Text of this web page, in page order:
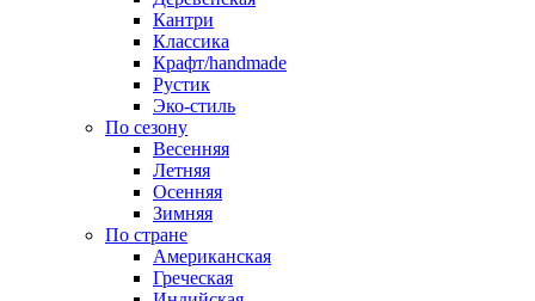
Кантри
Классика
Крафт/handmade
Рустик
Эко-стиль
По сезону
Весенняя
Летняя
Осенняя
Зимняя
По стране
Американская
Греческая